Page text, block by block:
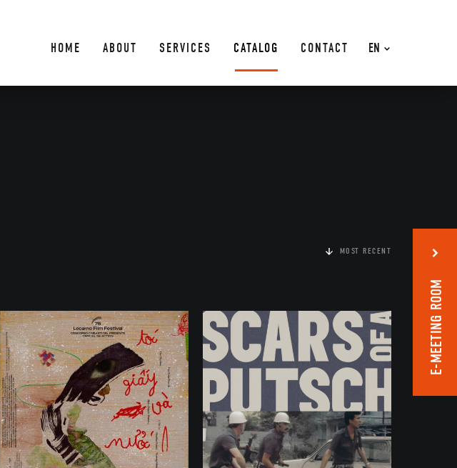
EN
HOME ABOUT SERVICES CATALOG CONTACT
MOST RECENT
E-MEETING ROOM